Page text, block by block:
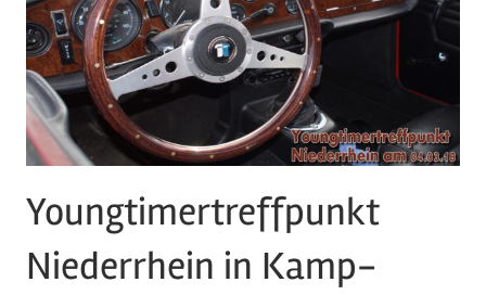
Youngtimertreffpunkt
Niederrhein in Kamp-